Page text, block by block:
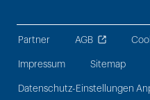
Partner AGB
Impressum Sitemap
Datenschutz-Einstellungen